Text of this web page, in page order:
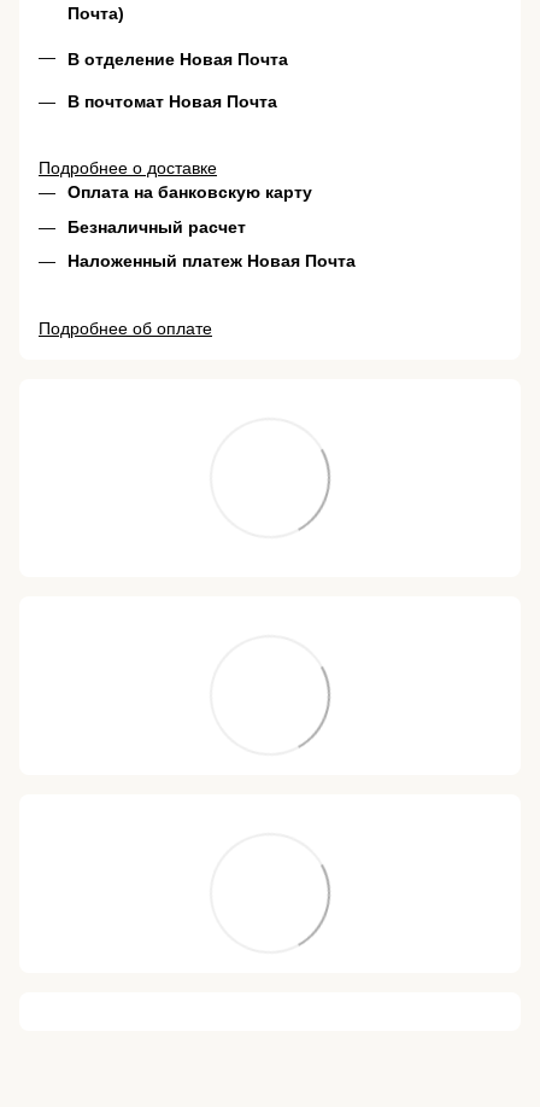
Почта)
В отделение Новая Почта
В почтомат Новая Почта
Подробнее о доставке
Оплата на банковскую карту
Безналичный расчет
Наложенный платеж Новая Почта
Подробнее об оплате